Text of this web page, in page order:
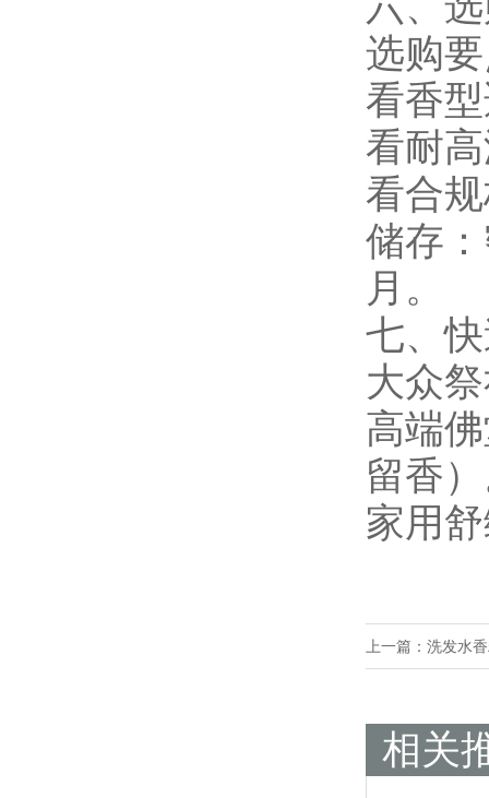
选购
看香
看耐
看合
储存
月。
七、
大众
高端
留香
家用
上一篇： 洗发水
相关